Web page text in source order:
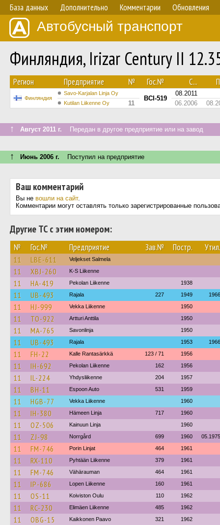
База данных Дополнительно Комментарии Обновления
Автобусный транспорт
Финляндия, Irizar Century II
Регион Предприятие № Гос.№ С...
Финляндия
Savo-Karjalan Linja Oy
BCI-519
08.2011
Kutilan Liikenne Oy 11 06.2006
↑ Август 2011 г. Передан в другое предприятие или на завод
↑ Июнь 2006 г. Поступил на предприятие
Ваш комментарий
Вы не вошли на сайт.
Комментарии могут оставлять только зарегистрированные
Другие ТС с этим номером:
№ Гос.№ Предприятие Зав.№ Постр. Утил.
11 LBE-611 Veljekset Salmela
11 XBJ-260 K-S Liikenne
11 HA-419 Pekolan Liikenne 1938
11 UB-493 Rajala 227 1949 1966
11 HJ-999 Vekka Liikenne 1950
11 TO-922 Artturi Anttila 1950
11 MA-765 Savonlinja 1950
11 UB-493 Rajala 1953 1966
11 FH-22 Kalle Rantasärkkä 123 / 71 1956
11 IH-692 Pekolan Liikenne 162 1956
11 IL-224 Yhdysliikenne 204 1957
11 BH-11 Espoon Auto 531 1959
11 HGB-77 Vekka Liikenne 1960
11 IH-380 Hämeen Linja 717 1960
11 OZ-506 Kainuun Linja 1960
11 ZJ-98 Norrgård 699 1960 05.1975
11 FM-746 Porin Linjat 464 1961
11 RX-110 Pyhtään Liikenne 379 1961
11 FM-746 Vähärauman 464 1961
11 IP-686 Lopen Liikenne 160 1961
11 OS-11 Koiviston Oulu 110 1962
11 RC-230 Elimäen Liikenne 485 1962
11 OBG-15 Kaikkonen Paavo 321 1962